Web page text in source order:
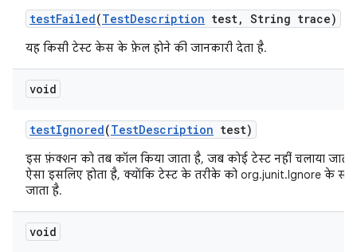
testFailed(TestDescription test, String trace)
यह किसी टेस्ट केस के फ़ेल होने की जानकारी देता है.
void
testIgnored(TestDescription test)
इस फ़ंक्शन को तब कॉल किया जाता है, जब कोई टेस्ट नहीं चलाया
ऐसा इसलिए होता है, क्योंकि टेस्ट के तरीके को org.junit.Ignore के
जाता है.
void